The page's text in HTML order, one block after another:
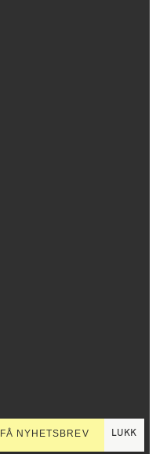
FÅ NYHETSBREV LUKK